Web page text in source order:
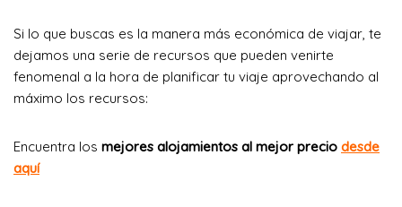
Si lo que buscas es la manera más económica de viajar, te
dejamos una serie de recursos que pueden venirte
fenomenal a la hora de planificar tu viaje aprovechando al
máximo los recursos:
Encuentra los mejores alojamientos al mejor precio desde
aquí